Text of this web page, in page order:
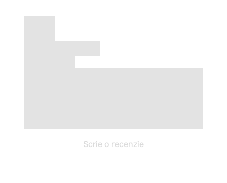
Scrie o recenzie